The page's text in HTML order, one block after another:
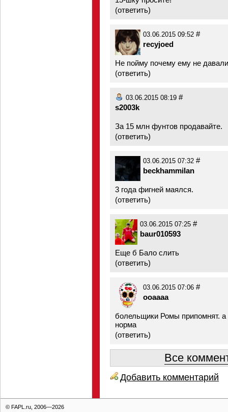
(ответить)
03.06.2015 09:52 #
recyjoed
Не пойму почему ему не
(ответить)
03.06.2015 08:19 #
s2003k
За 15 млн фунтов продавайте.
(ответить)
03.06.2015 07:32 #
beckhammilan
3 года фигней маялся.
(ответить)
03.06.2015 07:25 #
baur010593
Еще б Бало слить
(ответить)
03.06.2015 07:06 #
ooaaaa
болельщики Ромы припомнят.
норма
(ответить)
Все
Добавить комментарий
© FAPL.ru, 2006—2026